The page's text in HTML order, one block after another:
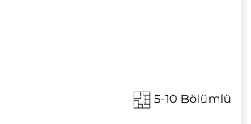
5-10 Bölümlü